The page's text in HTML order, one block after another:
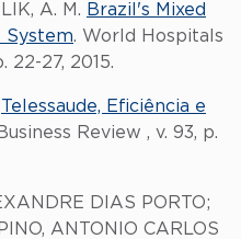
A. M. Brazil's Mixed
System. World Hospitals
22-27, 2015.
Telessaude, Eficiência e
Review , v. 93, p.
DIAS PORTO;
ANTONIO CARLOS